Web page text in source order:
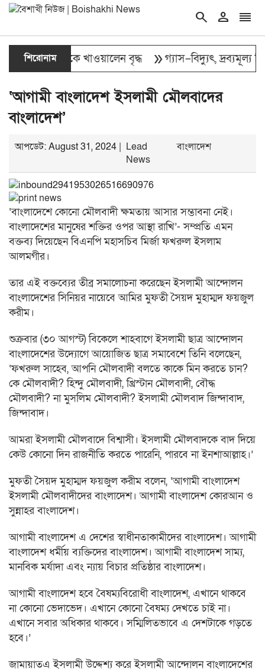
search person reorder
শিরোনাম
হাজার মানুষকে খাওয়ালেন বৃদ্ধ double_arrow গ্যাস–বিদ্যুৎ, দ্রব্যমূল্য
‘আগামী বাংলাদেশ ইসলামী মৌলবাদের
বাংলাদেশ’
আপডেট: August 31, 2024 | Lead
News
বাংলাদেশ
‘বাংলাদেশে কোনো মৌলবাদী ক্ষমতায় আসার সম্ভাবনা নেই।
বাংলাদেশের মানুষের শক্তির ওপর আস্থা রাখি’- সম্প্রতি এমন
বক্তব্য দিয়েছেন বিএনপি মহাসচিব মির্জা ফখরুল ইসলাম
আলমগীর।
তার এই বক্তব্যের তীব্র সমালোচনা করেছেন ইসলামী আন্দোলন
বাংলাদেশের সিনিয়র নায়েবে আমির মুফতী সৈয়দ মুহাম্মদ ফয়জুল
করীম।
শুক্রবার (৩০ আগস্ট) বিকেলে শাহবাগে ইসলামী ছাত্র আন্দোলন
বাংলাদেশের উদ্যোগে আয়োজিত ছাত্র সমাবেশে তিনি বলেছেন,
‘ফখরুল সাহেব, আপনি মৌলবাদী বলতে কাকে মিন করতে চান?
কে মৌলবাদী? হিন্দু মৌলবাদী, খ্রিস্টান মৌলবাদী, বৌদ্ধ
মৌলবাদী? না মুসলিম মৌলবাদী? ইসলামী মৌলবাদ জিন্দাবাদ,
জিন্দাবাদ।
আমরা ইসলামী মৌলবাদে বিশ্বাসী। ইসলামী মৌলবাদকে বাদ দিয়ে
কেউ কোনো দিন রাজনীতি করতে পারেনি, পারবে না ইনশাআল্লাহ।’
মুফতী সৈয়দ মুহাম্মদ ফয়জুল করীম বলেন, ‘আগামী বাংলাদেশ
ইসলামী মৌলবাদীদের বাংলাদেশ। আগামী বাংলাদেশ কোরআন ও
সুন্নাহর বাংলাদেশ।
আগামী বাংলাদেশ এ দেশের স্বাধীনতাকামীদের বাংলাদেশ। আগামী
বাংলাদেশ ধর্মীয় ব্যক্তিদের বাংলাদেশ। আগামী বাংলাদেশ সাম্য,
মানবিক মর্যাদা এবং ন্যায় বিচার প্রতিষ্ঠার বাংলাদেশ।
আগামী বাংলাদেশ হবে বৈষম্যবিরোধী বাংলাদেশ, এখানে থাকবে
না কোনো ভেদাভেদ। এখানে কোনো বৈষম্য দেখতে চাই না।
এখানে সবার অধিকার থাকবে। সম্মিলিতভাবে এ দেশটাকে গড়তে
হবে।’
জামায়াতএ ইসলামী উদ্দেশ্য করে ইসলামী আন্দোলন বাংলাদেশের